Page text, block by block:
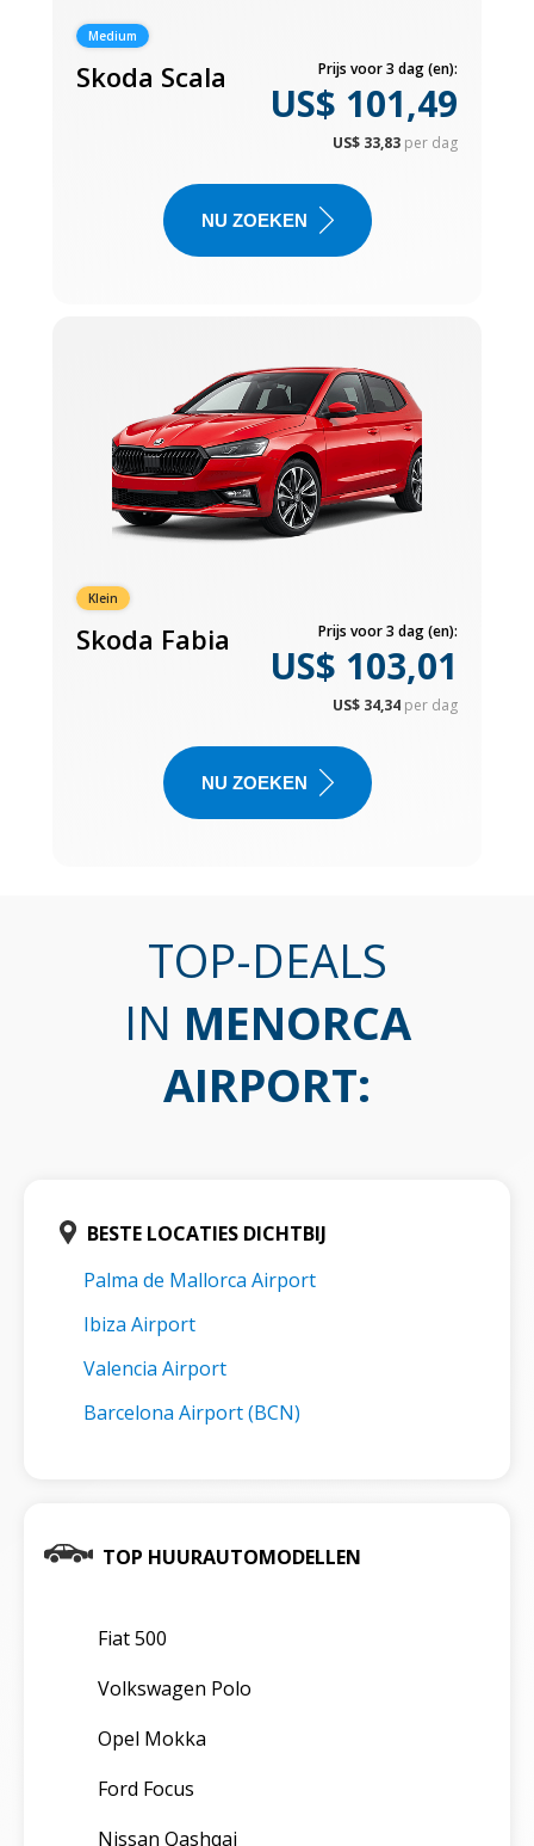
Medium
Skoda Scala Prijs voor 3 dag (en):
US$ 101,49
US$ 33,83 per dag
NU ZOEKEN
Klein
Skoda Fabia Prijs voor 3 dag (en):
US$ 103,01
US$ 34,34 per dag
NU ZOEKEN
TOP-DEALS
IN MENORCA
AIRPORT:
BESTE LOCATIES DICHTBIJ
Palma de Mallorca Airport
Ibiza Airport
Valencia Airport
Barcelona Airport (BCN)
TOP HUURAUTOMODELLEN
Fiat 500
Volkswagen Polo
Opel Mokka
Ford Focus
Nissan Qashqai